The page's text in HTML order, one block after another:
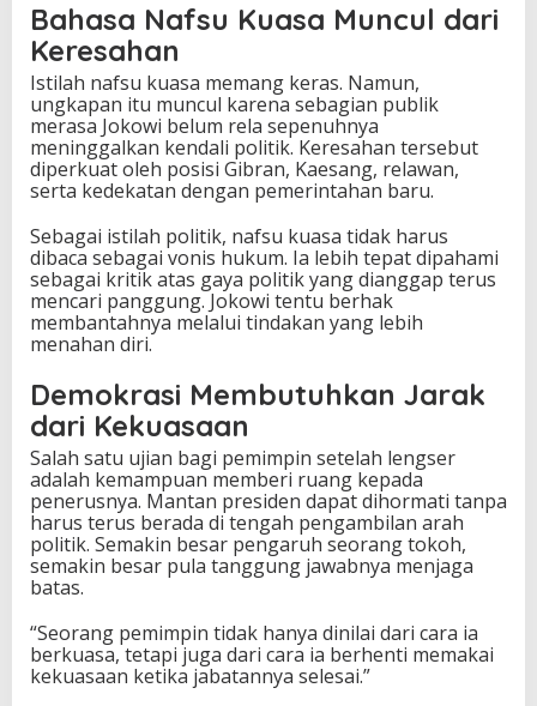
Bahasa Nafsu Kuasa Muncul dari
Keresahan
Istilah nafsu kuasa memang keras. Namun,
ungkapan itu muncul karena sebagian publik
merasa Jokowi belum rela sepenuhnya
meninggalkan kendali politik. Keresahan tersebut
diperkuat oleh posisi Gibran, Kaesang, relawan,
serta kedekatan dengan pemerintahan baru.
Sebagai istilah politik, nafsu kuasa tidak harus
dibaca sebagai vonis hukum. Ia lebih tepat dipahami
sebagai kritik atas gaya politik yang dianggap terus
mencari panggung. Jokowi tentu berhak
membantahnya melalui tindakan yang lebih
menahan diri.
Demokrasi Membutuhkan Jarak
dari Kekuasaan
Salah satu ujian bagi pemimpin setelah lengser
adalah kemampuan memberi ruang kepada
penerusnya. Mantan presiden dapat dihormati tanpa
harus terus berada di tengah pengambilan arah
politik. Semakin besar pengaruh seorang tokoh,
semakin besar pula tanggung jawabnya menjaga
batas.
“Seorang pemimpin tidak hanya dinilai dari cara ia
berkuasa, tetapi juga dari cara ia berhenti memakai
kekuasaan ketika jabatannya selesai.”